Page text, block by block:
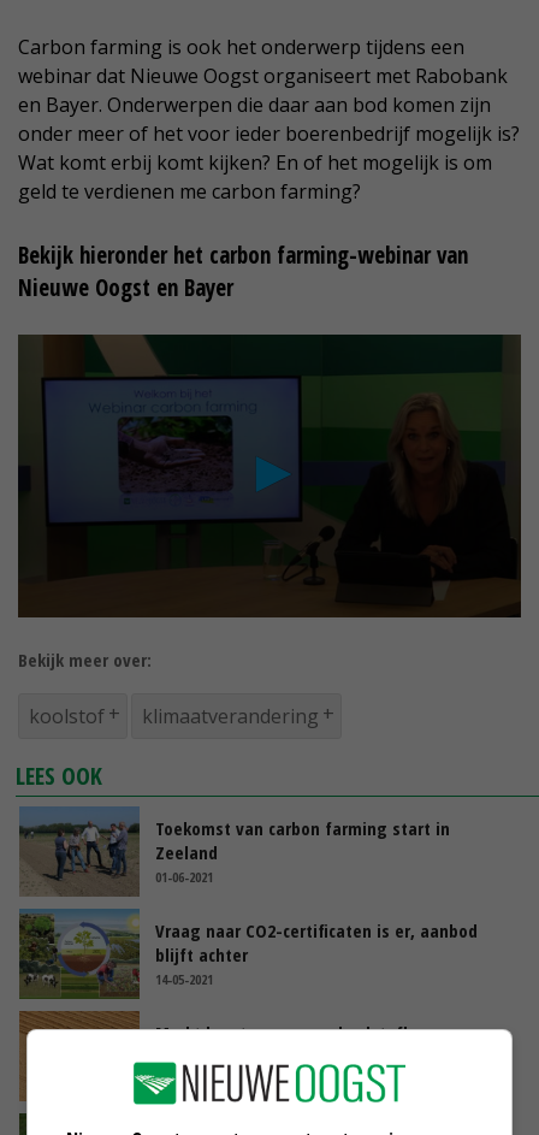
Carbon farming is ook het onderwerp tijdens een
webinar dat Nieuwe Oogst organiseert met Rabobank
en Bayer. Onderwerpen die daar aan bod komen zijn
onder meer of het voor ieder boerenbedrijf mogelijk is?
Wat komt erbij komt kijken? En of het mogelijk is om
geld te verdienen me carbon farming?
Bekijk hieronder het carbon farming-webinar van
Nieuwe Oogst en Bayer
Bekijk meer over:
koolstof klimaatverandering
LEES OOK
Toekomst van carbon farming start in
Zeeland
01-06-2021
Vraag naar CO2-certificaten is er, aanbod
blijft achter
14-05-2021
Markt loopt warm voor koolstofboeren
14-05-2021